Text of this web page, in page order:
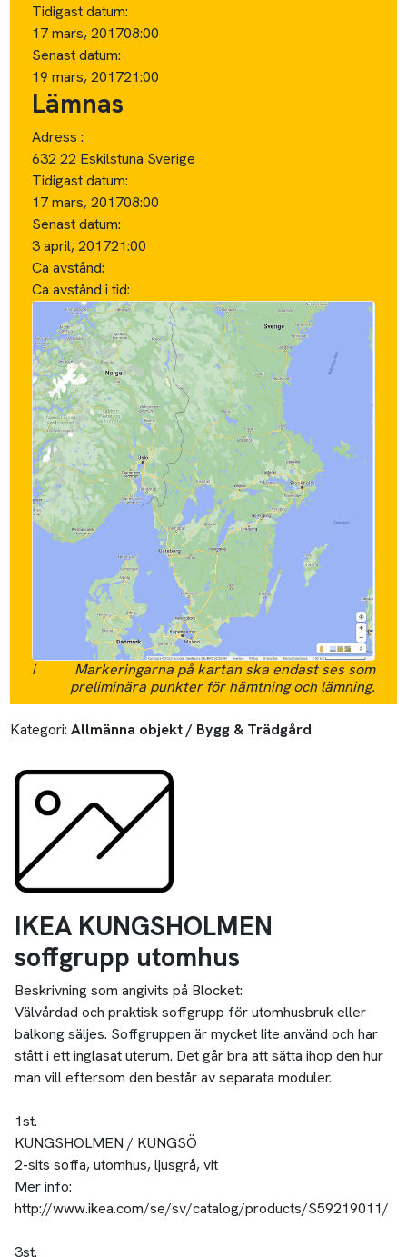
Tidigast datum:
17 mars, 201708:00
Senast datum:
19 mars, 201721:00
Lämnas
Adress :
632 22 Eskilstuna Sverige
Tidigast datum:
17 mars, 201708:00
Senast datum:
3 april, 201721:00
Ca avstånd:
Ca avstånd i tid:
i
Markeringarna på kartan ska endast ses som
preliminära punkter för hämtning och lämning.
Kategori: Allmänna objekt / Bygg & Trädgård
IKEA KUNGSHOLMEN
soffgrupp utomhus
Beskrivning som angivits på Blocket:
Välvårdad och praktisk soffgrupp för utomhusbruk eller
balkong säljes. Soffgruppen är mycket lite använd och har
stått i ett inglasat uterum. Det går bra att sätta ihop den hur
man vill eftersom den består av separata moduler.
1st.
KUNGSHOLMEN / KUNGSÖ
2-sits soffa, utomhus, ljusgrå, vit
Mer info:
http://www.ikea.com/se/sv/catalog/products/S59219011/
3st.